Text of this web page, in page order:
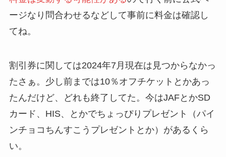
ージなり問合わせるなどして事前に料金は確認し
てね。
割引券に関しては2024年7月現在は見つからなかっ
たさぁ。少し前までは10％オフチケットとかあっ
たんだけど、どれも終了してた。今はJAFとかSD
カード、HIS、とかでちょっぴりプレゼント（パイ
ンチョコちんすこうプレゼントとか）があるくら
い。